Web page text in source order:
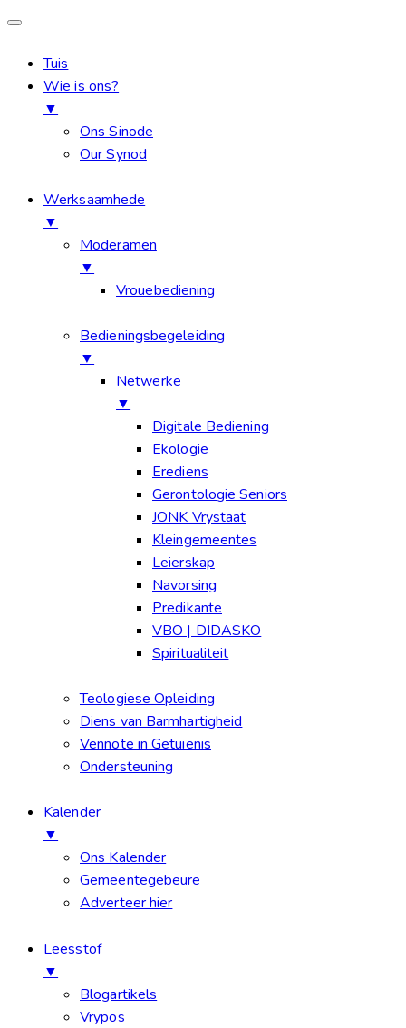
Tuis
Wie is ons?
▼
Ons Sinode
Our Synod
Werksaamhede
▼
Moderamen
▼
Vrouebediening
Bedieningsbegeleiding
▼
Netwerke
▼
Digitale Bediening
Ekologie
Erediens
Gerontologie Seniors
JONK Vrystaat
Kleingemeentes
Leierskap
Navorsing
Predikante
VBO | DIDASKO
Spiritualiteit
Teologiese Opleiding
Diens van Barmhartigheid
Vennote in Getuienis
Ondersteuning
Kalender
▼
Ons Kalender
Gemeentegebeure
Adverteer hier
Leesstof
▼
Blogartikels
Vrypos